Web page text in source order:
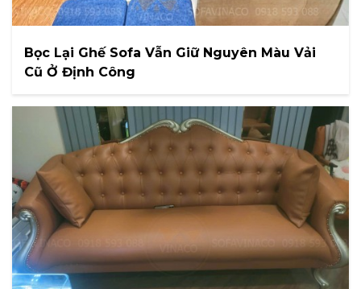
Bọc Lại Ghế Sofa Vẫn Giữ Nguyên Màu Vải
Cũ Ở Định Công